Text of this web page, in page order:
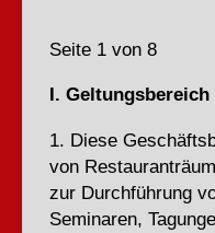
Seite 1 von 8
I. Geltungsbereich
1. Diese
von
zur Durchführung
Seminaren,